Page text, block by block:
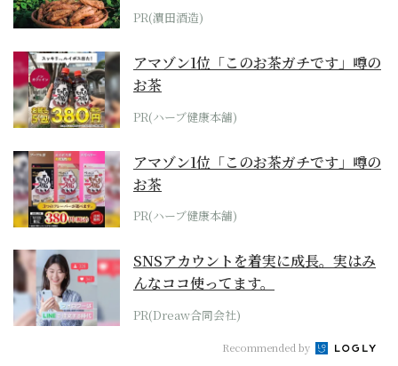
PR(濵田酒造)
アマゾン1位「このお茶ガチです」噂の
お茶
PR(ハーブ健康本舗)
アマゾン1位「このお茶ガチです」噂の
お茶
PR(ハーブ健康本舗)
SNSアカウントを着実に成長。実はみ
んなココ使ってます。
PR(Dreaw合同会社)
Recommended by